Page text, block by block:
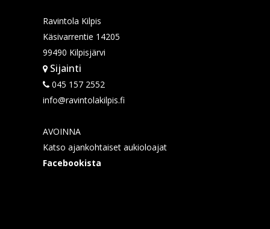
Ravintola Kilpis
Käsivarrentie 14205
99490 Kilpisjärvi
Sijainti
045 157 2552
info@ravintolakilpis.fi
AVOINNA
Katso ajankohtaiset aukioloajat
Facebookista